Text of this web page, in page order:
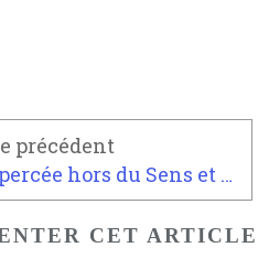
932. La percée hors du Sens et de la grammaire.
CET ARTICLE